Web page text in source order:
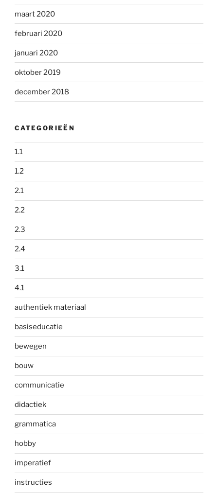
maart 2020
februari 2020
januari 2020
oktober 2019
december 2018
CATEGORIEËN
1.1
1.2
2.1
2.2
2.3
2.4
3.1
4.1
authentiek materiaal
basiseducatie
bewegen
bouw
communicatie
didactiek
grammatica
hobby
imperatief
instructies